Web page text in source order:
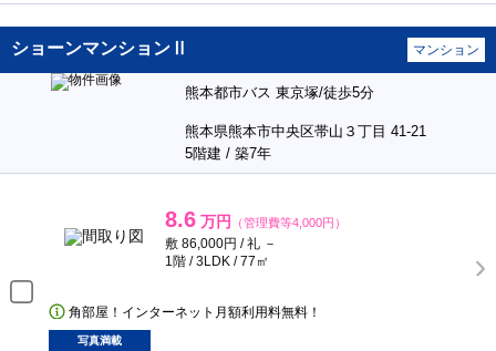
ショーンマンションⅡ マンション
熊本都市バス 東京塚/徒歩5分
熊本県熊本市中央区帯山３丁目 41-21
5階建 / 築7年
8.6 万円 （管理費等4,000円）
敷 86,000円 / 礼 －
1階 / 3LDK / 77㎡
角部屋！インターネット月額利用料無料！
写真満載